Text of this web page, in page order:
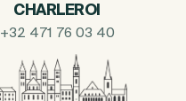
CHARLEROI
+32 471 76 03 40